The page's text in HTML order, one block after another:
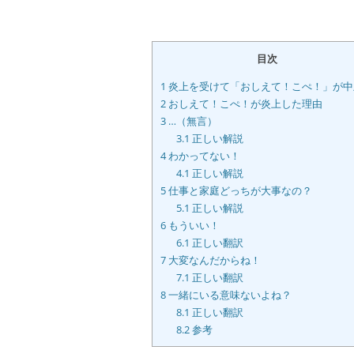
目次
1 炎上を受けて「おしえて！こぺ！」が
2 おしえて！こぺ！が炎上した理由
3 …（無言）
3.1 正しい解説
4わかってない！
4.1 正しい解説
5仕事と家庭どっちが大事なの？
5.1 正しい解説
6 もういい！
6.1 正しい翻訳
7 大変なんだからね！
7.1 正しい翻訳
8一緒にいる意味ないよね？
8.1 正しい翻訳
8.2参考